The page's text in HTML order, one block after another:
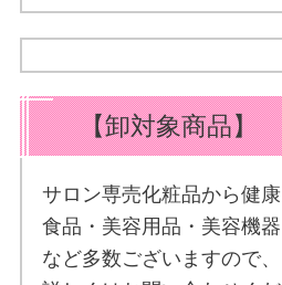
【卸対象商品】
サロン専売化粧品から健康
食品・美容用品・美容機器
など多数ございますので、